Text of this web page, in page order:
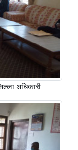
अधिकारी